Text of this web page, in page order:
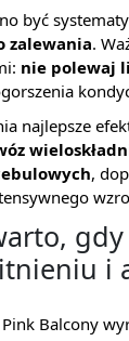
być
zalewania.
nie polewaj
najlepsze
,
i
Balcony